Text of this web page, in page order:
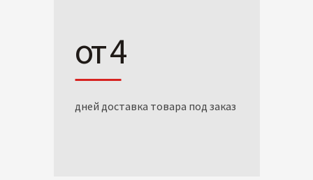
от 4
дней доставка товара под заказ